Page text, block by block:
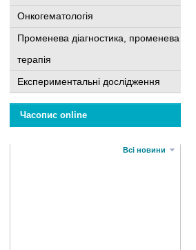
Онкогематологія
Променева діагностика, променева
терапія
Експериментальні дослідження
Часопис online
Всі новини